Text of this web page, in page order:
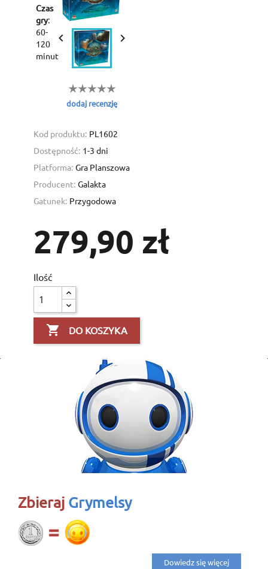
Add to wishlist
Create new list
Create wishlist
Wishlist name
Sign in
Czas
gry:
60-
120
minut
 
dodaj recenzję
Kod produktu: PL1602
Dostępność: 1-3 dni
Platforma: Gra Planszowa
Producent: Galakta
Gatunek: Przygodowa
279,90 zł
Ilość
 DO KOSZYKA
Zbieraj Grymelsy
Dowiedz się więcej